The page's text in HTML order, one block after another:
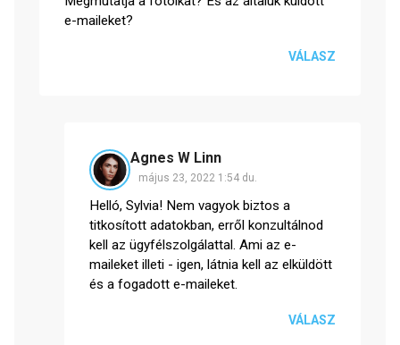
e-maileket?
VÁLASZ
Agnes W Linn
május 23, 2022 1:54 du.
Helló, Sylvia! Nem vagyok biztos a
titkosított adatokban, erről konzultálnod
kell az ügyfélszolgálattal. Ami az e-
maileket illeti - igen, látnia kell az elküldött
és a fogadott e-maileket.
VÁLASZ